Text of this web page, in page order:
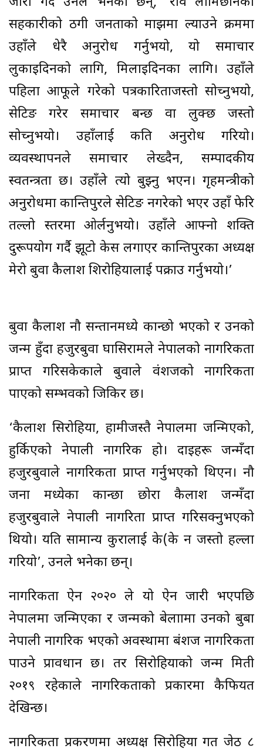
सहकारीको ठगी जनताको माझमा ल्याउने क्रममा
उहाँले धेरै अनुरोध गर्नुभयो, यो समाचार
लुकाइदिनको लागि, मिलाइदिनका लागि। उहाँले
पहिला आफूले गरेको पत्रकारिताजस्तो सोच्नुभयो,
सेटिङ गरेर समाचार बन्छ वा लुक्छ जस्तो
सोच्नुभयो। उहाँलाई कति अनुरोध गरियो।
व्यवस्थापनले समाचार लेख्दैन, सम्पादकीय
स्वतन्त्रता छ। उहाँले त्यो बुझ्नु भएन। गृहमन्त्रीको
अनुरोधमा कान्तिपुरले सेटिङ नगरेको भएर उहाँ फेरि
तल्लो स्तरमा ओर्लनुभयो। उहाँले आफ्नो शक्ति
दुरूपयोग गर्दै झूटो केस लगाएर कान्तिपुरका अध्यक्ष
मेरो बुवा कैलाश शिरोहियालाई पक्राउ गर्नुभयो।’
बुवा कैलाश नौ सन्तानमध्ये कान्छो भएको र उनको
जन्म हुँदा हजुरबुवा घासिरामले नेपालको नागरिकता
प्राप्त गरिसकेकाले बुवाले वंशजको नागरिकता
पाएको सम्भवको जिकिर छ।
‘कैलाश सिरोहिया, हामीजस्तै नेपालमा जन्मिएको,
हुर्किएको नेपाली नागरिक हो। दाइहरू जन्मँदा
हजुरबुवाले नागरिकता प्राप्त गर्नुभएको थिएन। नौ
जना मध्येका कान्छा छोरा कैलाश जन्मँदा
हजुरबुवाले नेपाली नागरिता प्राप्त गरिसक्नुभएको
थियो। यति सामान्य कुरालाई के(के न जस्तो हल्ला
गरियो’, उनले भनेका छन्।
नागरिकता ऐन २०२० ले यो ऐन जारी भएपछि
नेपालमा जन्मिएका र जन्मको बेलाामा उनको बुबा
नेपाली नागरिक भएको अवस्थामा बंशज नागरिकता
पाउने प्रावधान छ। तर सिरोहियाको जन्म मिती
२०१९ रहेकाले नागरिकताको प्रकारमा कैफियत
देखिन्छ।
नागरिकता प्रकरणमा अध्यक्ष सिरोहिया गत जेठ ८